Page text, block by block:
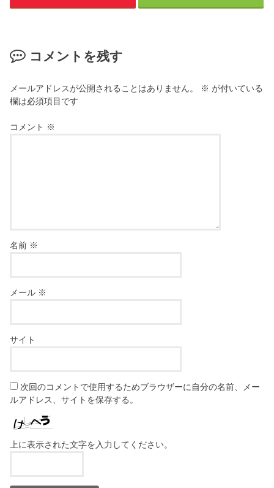
コメントを残す
メールアドレスが公開されることはありません。 ※ が付いている
欄は必須項目です
コメント ※
名前 ※
メール ※
サイト
次回のコメントで使用するためブラウザーに自分の名前、メー
ルアドレス、サイトを保存する。
上に表示された文字を入力してください。